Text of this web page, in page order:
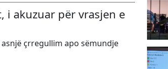
akuzuar për vrasjen e
çrregullim apo sëmundje